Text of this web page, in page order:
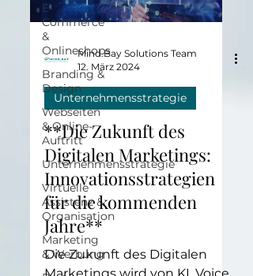
E-
Commerce
&
Onlineshops
Branding &
Design
Webseiten
& Online-
Auftritt
Unternehmensstrategie
Virtuelle
Assistenz &
Organisation
Marketing
& Werbung
Mind.Bay Solutions Team
12. März 2024
Unternehmensstrategie
**Die Zukunft des
Digitalen Marketings:
Innovationsstrategien
für die kommenden
Jahre**
Die Zukunft des Digitalen
Marketings wird von KI, Voice